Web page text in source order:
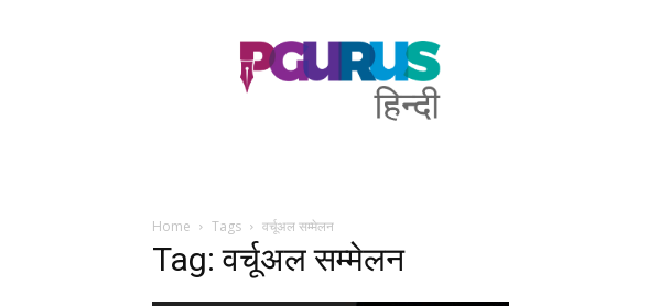
PGurus
Hindi
Home Tags वर्चूअल सम्मेलन
Tag: वर्चूअल सम्मेलन